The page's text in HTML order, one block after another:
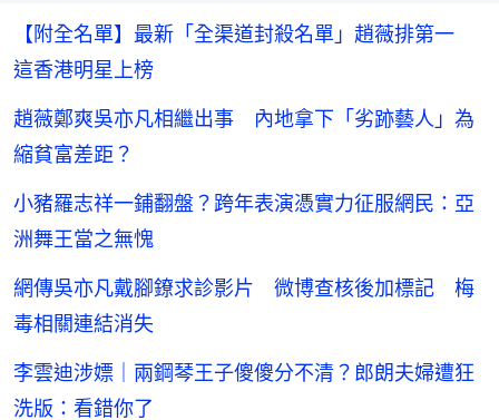
【附全名單】最新「全渠道封殺名單」趙薇排第一
這香港明星上榜
趙薇鄭爽吳亦凡相繼出事 內地拿下「劣跡藝人」為
縮貧富差距？
小豬羅志祥一鋪翻盤？跨年表演憑實力征服網民：亞
洲舞王當之無愧
網傳吳亦凡戴腳鐐求診影片 微博查核後加標記 梅
毒相關連結消失
李雲迪涉嫖｜兩鋼琴王子傻傻分不清？郎朗夫婦遭狂
洗版：看錯你了